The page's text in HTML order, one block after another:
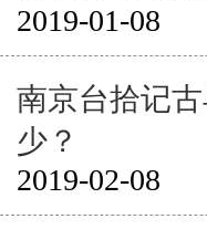
2019-01-08
南京台拾记
少？
2019-02-08